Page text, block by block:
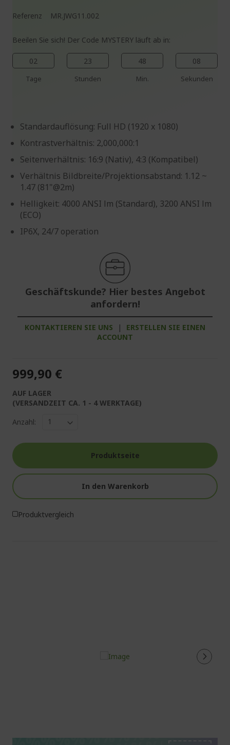
Referenz MR.JWG11.002
Beeilen Sie sich! Der Code MYSTERY läuft ab in:
02
Tage
23
Stunden
48
Min.
07
Sekunden
Standardauflösung: Full HD (1920 x 1080)
Kontrastverhältnis: 2,000,000:1
Seitenverhältnis: 16:9 (Nativ), 4:3 (Kompatibel)
Verhältnis Bildbreite/Projektionsabstand: 1.12 ~
1.47 (81"@2m)
Helligkeit: 4000 ANSI lm (Standard), 3200 ANSI lm
(ECO)
IP6X, 24/7 operation
Geschäftskunde? Hier bestes Angebot
anfordern!
KONTAKTIEREN SIE UNS |
ERSTELLEN SIE EINEN
ACCOUNT
999,90 €
AUF LAGER
(VERSANDZEIT CA. 1 - 4 WERKTAGE)
Anzahl:
Produktseite
In den Warenkorb
Produktvergleich